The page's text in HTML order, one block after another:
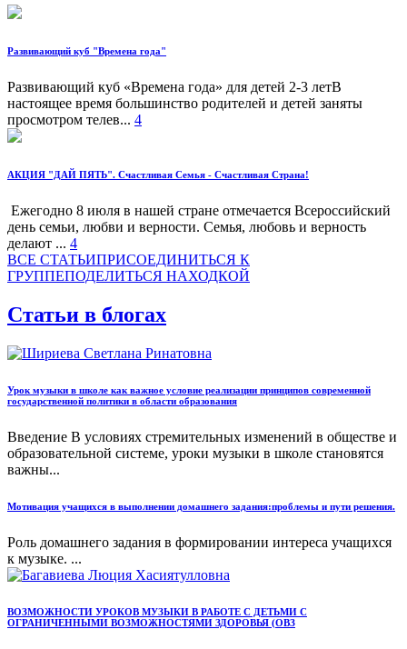
Развивающий куб "Времена года"
Развивающий куб «Времена года» для детей 2-3 летВ
настоящее время большинство родителей и детей заняты
просмотром телев... 4
АКЦИЯ "ДАЙ ПЯТЬ". Счастливая Семья - Счастливая Страна!
Ежегодно 8 июля в нашей стране отмечается Всероссийский
день семьи, любви и верности. Семья, любовь и верность
делают ... 4
ВСЕ СТАТЬИПРИСОЕДИНИТЬСЯ К
ГРУППЕПОДЕЛИТЬСЯ НАХОДКОЙ
Статьи в блогах
Урок музыки в школе как важное условие реализации принципов современной
государственной политики в области образования
Введение В условиях стремительных изменений в обществе и
образовательной системе, уроки музыки в школе становятся
важны...
Мотивация учащихся в выполнении домашнего задания:проблемы и пути решения.
Роль домашнего задания в формировании интереса учащихся
к музыке. ...
ВОЗМОЖНОСТИ УРОКОВ МУЗЫКИ В РАБОТЕ С ДЕТЬМИ С
ОГРАНИЧЕННЫМИ ВОЗМОЖНОСТЯМИ ЗДОРОВЬЯ (ОВЗ